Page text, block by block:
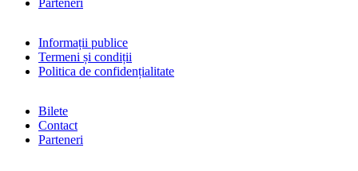
Informații publice
Termeni și condiții
Politica de confidențialitate
Bilete
Contact
Parteneri